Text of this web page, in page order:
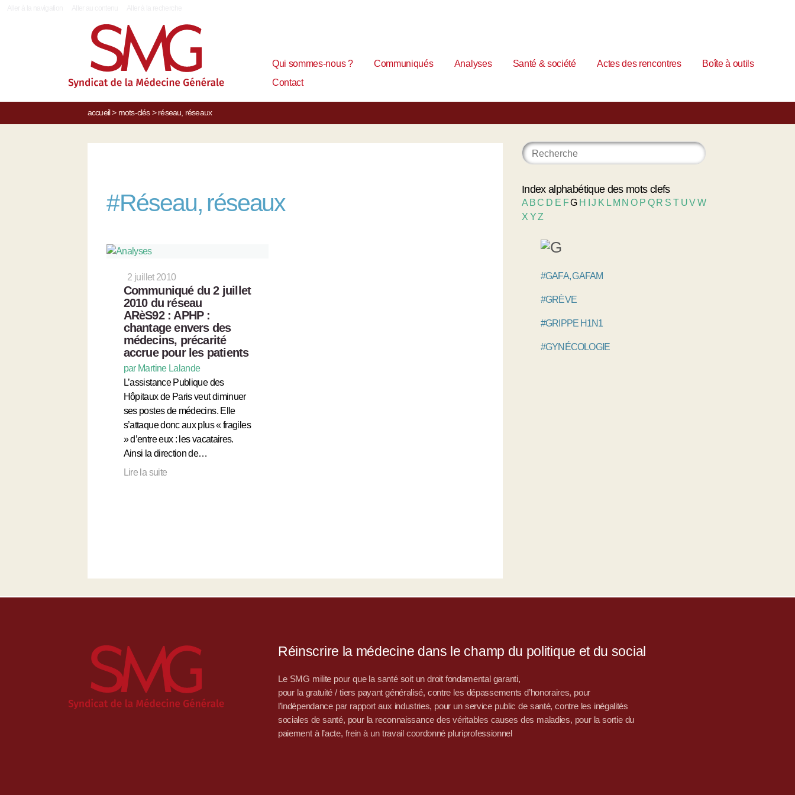
Qui sommes-nous ? Communiqués Analyses Santé & société Actes des rencontres
Boîte à outils
Contact
accueil> mots-clés> réseau, réseaux
#Réseau, réseaux
2 juillet 2010
Communiqué du 2 juillet
2010 du réseau
ARèS92 : APHP :
chantage envers des
médecins, précarité
accrue pour les patients
par Martine Lalande
L’assistance Publique des
Hôpitaux de Paris veut diminuer
ses postes de médecins. Elle
s’attaque donc aux plus « fragiles
» d’entre eux : les vacataires.
Ainsi la direction de…
Lire la suite
Index alphabétique des mots clefs
A BC D E FG H IJ K L M NO P Q R S T UVW
X YZ
#GAFA, GAFAM
#GRÈVE
#GRIPPE H1N1
#GYNÉCOLOGIE
Réinscrire la médecine dans le champ du politique et du social
Le SMG milite pour que la santé soit un droit fondamental garanti,
pour la gratuité / tiers payant généralisé, contre les dépassements d’honoraires, pour
l’indépendance par rapport aux industries, pour un service public de santé, contre les inégalités
sociales de santé, pour la reconnaissance des véritables causes des maladies, pour la sortie du
paiement à l’acte, frein à un travail coordonné pluriprofessionnel